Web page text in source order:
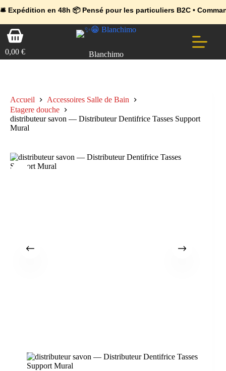
en 48h 📦 Pensé pour les particuliers B2C • Commande
🔥 Déjà adopté par les pros 👉 Passez en Espace Pro B2B 📦
💼 Offres réservées aux professionnels 🚀 Rejoignez l’Espace Pro
PasserPanier
d’achat
0,00 € Blanchimo
Accueil
Accessoires Salle de Bain
Etagere douche
distributeur savon — Distributeur Dentifrice Tasses Support
Mural